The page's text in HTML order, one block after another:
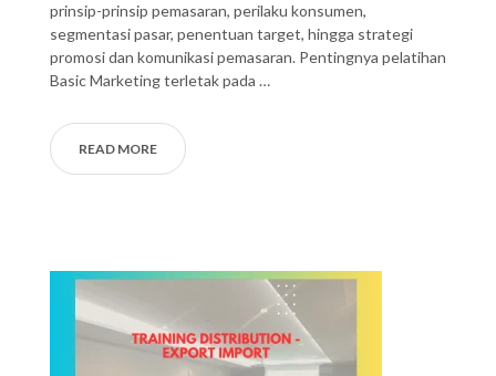
prinsip-prinsip pemasaran, perilaku konsumen,
segmentasi pasar, penentuan target, hingga strategi
promosi dan komunikasi pemasaran. Pentingnya pelatihan
Basic Marketing terletak pada …
READ MORE